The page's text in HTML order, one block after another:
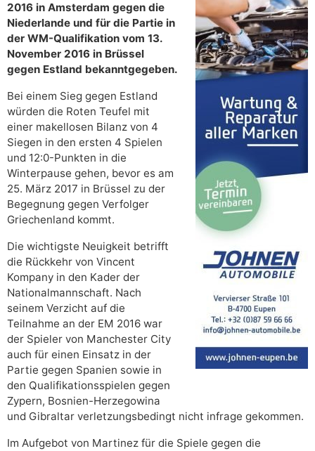
2016 in Amsterdam gegen die
Niederlande und für die Partie in
der WM-Qualifikation vom 13.
November 2016 in Brüssel
gegen Estland bekanntgegeben.
Bei einem Sieg gegen Estland
würden die Roten Teufel mit
einer makellosen Bilanz von 4
Siegen in den ersten 4 Spielen
und 12:0-Punkten in die
Winterpause gehen, bevor es am
25. März 2017 in Brüssel zu der
Begegnung gegen Verfolger
Griechenland kommt.
Die wichtigste Neuigkeit betrifft
die Rückkehr von Vincent
Kompany in den Kader der
Nationalmannschaft. Nach
seinem Verzicht auf die
Teilnahme an der EM 2016 war
der Spieler von Manchester City
auch für einen Einsatz in der
Partie gegen Spanien sowie in
den Qualifikationsspielen gegen
Zypern, Bosnien-Herzegowina
und Gibraltar verletzungsbedingt nicht infrage gekommen.
Im Aufgebot von Martinez für die Spiele gegen die